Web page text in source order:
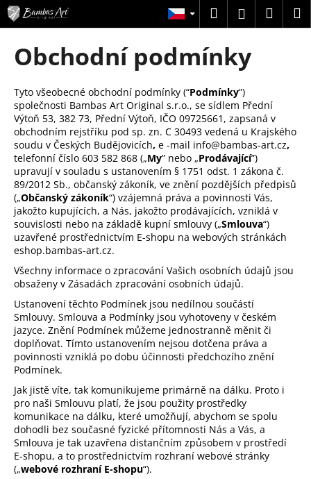
Přejít
na
obsah
HledatPřihlášení
Obchodní podmínky
Tyto všeobecné obchodní podmínky (“Podmínky”)
společnosti Bambas Art Original s.r.o., se sídlem Přední
Výtoň 53, 382 73, Přední Výtoň, IČO 09725661, zapsaná v
obchodním rejstříku pod sp. zn. C 30493 vedená u Krajského
soudu v Českých Budějovicích, e -mail info@bambas-art.cz,
telefonní číslo 603 582 868 („My” nebo „Prodávající”)
upravují v souladu s ustanovením § 1751 odst. 1 zákona č.
89/2012 Sb., občanský zákoník, ve znění pozdějších předpisů
(„Občanský zákoník“) vzájemná práva a povinnosti Vás,
jakožto kupujících, a Nás, jakožto prodávajících, vzniklá v
souvislosti nebo na základě kupní smlouvy („Smlouva“)
uzavřené prostřednictvím E-shopu na webových stránkách
eshop.bambas-art.cz.
Všechny informace o zpracování Vašich osobních údajů jsou
obsaženy v Zásadách zpracování osobních údajů.
Ustanovení těchto Podmínek jsou nedílnou součástí
Smlouvy. Smlouva a Podmínky jsou vyhotoveny v českém
jazyce. Znění Podmínek můžeme jednostranně měnit či
doplňovat. Tímto ustanovením nejsou dotčena práva a
povinnosti vzniklá po dobu účinnosti předchozího znění
Podmínek.
Jak jistě víte, tak komunikujeme primárně na dálku. Proto i
pro naši Smlouvu platí, že jsou použity prostředky
komunikace na dálku, které umožňují, abychom se spolu
dohodli bez současné fyzické přítomnosti Nás a Vás, a
Smlouva je tak uzavřena distančním způsobem v prostředí
E-shopu, a to prostřednictvím rozhraní webové stránky
(„webové rozhraní E-shopu“).
K
o
o
p
o
t
ř
e
b
u
j
e
t
e
n
a
j
í
t
?
HLEDAT